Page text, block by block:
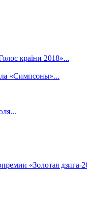
країни 2018»...
«Симпсоны»...
«Золотая дзига-